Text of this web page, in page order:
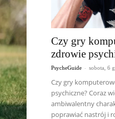
Czy gry
zdrowie
PsycheGuide - sobota, 6
Czy gry
psychiczne? Coraz
ambiwalentny
poprawiać nastrój i